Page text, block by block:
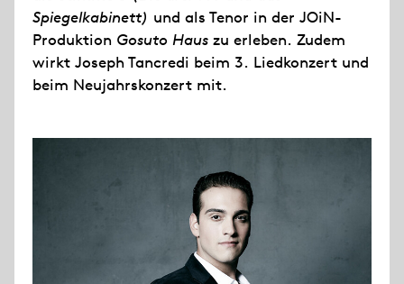
Spiegelkabinett) und als Tenor in der JOiN-
Produktion Gosuto Haus zu erleben. Zudem
wirkt Joseph Tancredi beim 3. Liedkonzert und
beim Neujahrskonzert mit.